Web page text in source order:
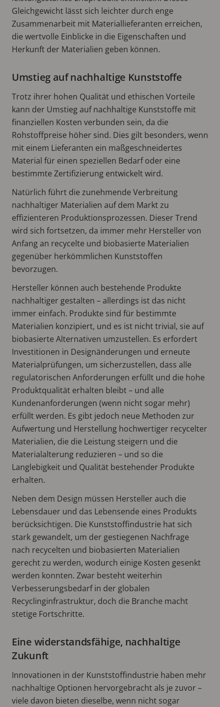
Gleichgewicht lässt sich leichter durch enge
Zusammenarbeit mit Materiallieferanten erreichen,
die wertvolle Einblicke in die Eigenschaften und
Herkunft der Materialien geben können.
Umstieg auf nachhaltige Kunststoffe
Trotz ihrer hohen Qualität und ethischen Vorteile
kann der Umstieg auf nachhaltige Kunststoffe mit
finanziellen Kosten verbunden sein, da die
Rohstoffpreise höher sind. Dies gilt besonders, wenn
mit einem Lieferanten ein maßgeschneidertes
Material für einen speziellen Bedarf oder eine
bestimmte Zertifizierung entwickelt wird.
Natürlich führt die zunehmende Verbreitung
nachhaltiger Materialien auf dem Markt zu
effizienteren Produktionsprozessen. Dieser Trend
wird sich fortsetzen, da immer mehr Hersteller von
Anfang an recycelte und biobasierte Materialien
gegenüber herkömmlichen Kunststoffen
bevorzugen.
Hersteller können auch bestehende Produkte
nachhaltiger gestalten – allerdings ist das nicht
immer einfach. Produkte sind für bestimmte
Materialien konzipiert, und es ist nicht trivial, sie auf
biobasierte Alternativen umzustellen. Es erfordert
Investitionen in Designänderungen und erneute
Materialprüfungen, um sicherzustellen, dass alle
regulatorischen Anforderungen erfüllt und die hohe
Produktqualität erhalten bleibt – und alle
Kundenanforderungen (wenn nicht sogar mehr)
erfüllt werden. Es gibt jedoch neue Methoden zur
Aufwertung und Herstellung hochwertiger recycelter
Materialien, die die Leistung steigern und die
Materialalterung reduzieren – und so die
Langlebigkeit und Qualität bestehender Produkte
erhalten.
Neben dem Design müssen Hersteller auch die
Lebensdauer und das Lebensende eines Produkts
berücksichtigen. Die Kunststoffindustrie hat sich
stark gewandelt, um der gestiegenen Nachfrage
nach recycelten und biobasierten Materialien
gerecht zu werden, wodurch einige Kosten gesenkt
werden konnten. Zwar besteht weiterhin
Verbesserungsbedarf in der globalen
Recyclinginfrastruktur, doch die Branche macht
stetige Fortschritte.
Eine widerstandsfähige, nachhaltige
Zukunft
Innovationen in der Kunststoffindustrie haben mehr
nachhaltige Optionen hervorgebracht als je zuvor –
viele davon bieten dieselbe, wenn nicht sogar